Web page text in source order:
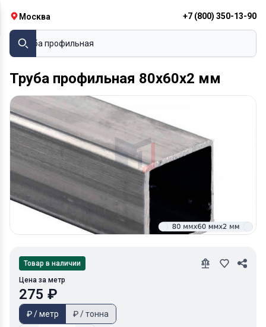
Москва +7 (800) 350-13-90
Труба профильная
Труба профильная 80х60х2 мм
Товар в наличии
Цена за метр
275 ₽
₽ / метр ₽ / тонна